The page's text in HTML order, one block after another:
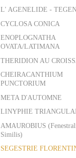
L' AGENELIDE -
CYCLOSA CONICA
ENOPLOGNATHA
OVATA/LATIMANA
THERIDION AU
CHEIRACANTHIUM
PUNCTORIUM
META D'AUTOMNE
LINYPHIE
AMAUROBIUS
Similis)
SEGESTRIE